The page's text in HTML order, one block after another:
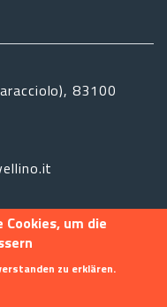
83100
um die
zu erklären.